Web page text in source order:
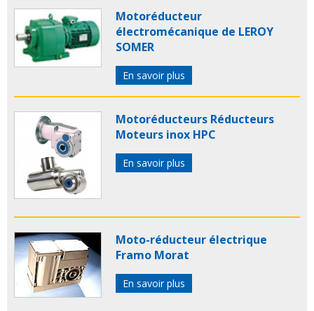
Motoréducteur
électromécanique de LEROY
SOMER
En savoir plus
Motoréducteurs Réducteurs
Moteurs inox HPC
En savoir plus
Moto-réducteur électrique
Framo Morat
En savoir plus